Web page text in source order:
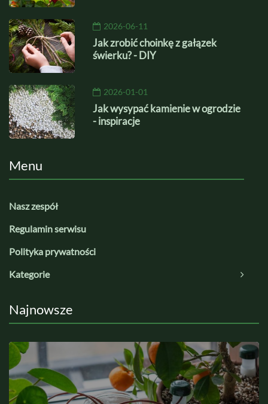
2026-06-11
Jak zrobić choinkę z gałązek
świerku? - DIY
2026-01-01
Jak wysypać kamienie w ogrodzie
- inspiracje
Menu
Nasz zespół
Regulamin serwisu
Polityka prywatności
Kategorie
Najnowsze